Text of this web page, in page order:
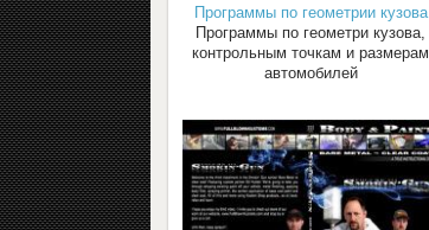
Программы по геометрии кузова
Программы по геометри кузова,
контрольным точкам и размерам
автомобилей